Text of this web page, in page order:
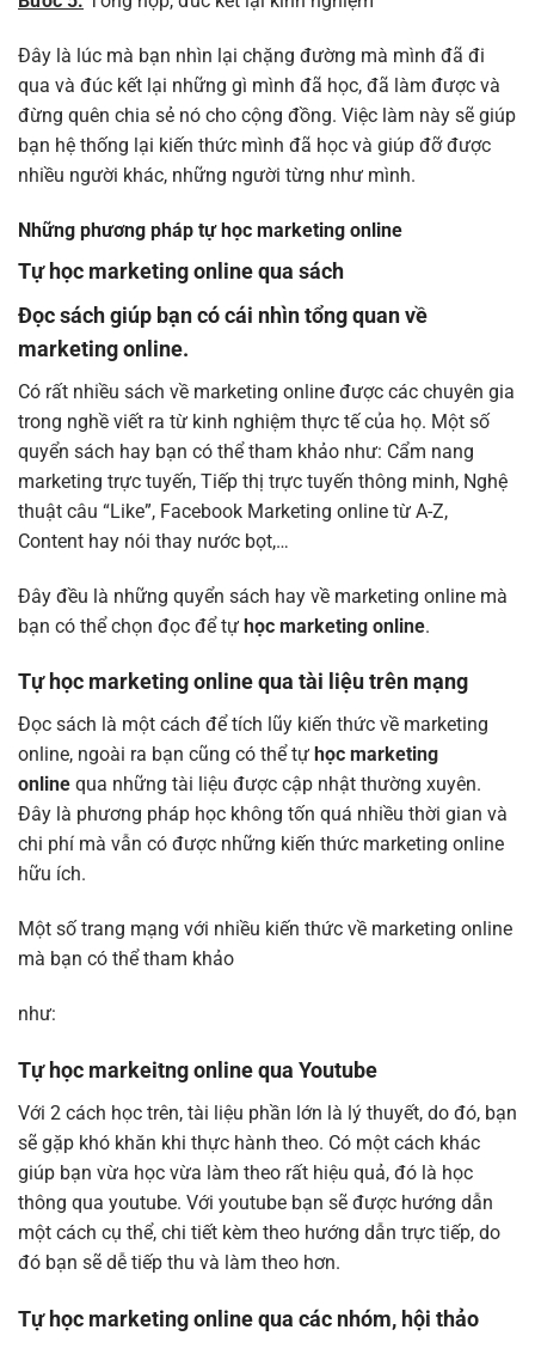
Đây là lúc mà bạn nhìn lại chặng đường mà mình đã đi
qua và đúc kết lại những gì mình đã học, đã làm được và
đừng quên chia sẻ nó cho cộng đồng. Việc làm này sẽ giúp
bạn hệ thống lại kiến thức mình đã học và giúp đỡ được
nhiều người khác, những người từng như mình.
Những phương pháp tự học marketing online
Tự học marketing online qua sách
Đọc sách giúp bạn có cái nhìn tổng quan về
marketing online.
Có rất nhiều sách về marketing online được các chuyên gia
trong nghề viết ra từ kinh nghiệm thực tế của họ. Một số
quyển sách hay bạn có thể tham khảo như: Cẩm nang
marketing trực tuyến, Tiếp thị trực tuyến thông minh, Nghệ
thuật câu “Like”, Facebook Marketing online từ A-Z,
Content hay nói thay nước bọt,…
Đây đều là những quyển sách hay về marketing online mà
bạn có thể chọn đọc để tự học marketing online.
Tự học marketing online qua tài liệu trên mạng
Đọc sách là một cách để tích lũy kiến thức về marketing
online, ngoài ra bạn cũng có thể tự học marketing
online qua những tài liệu được cập nhật thường xuyên.
Đây là phương pháp học không tốn quá nhiều thời gian và
chi phí mà vẫn có được những kiến thức marketing online
hữu ích.
Một số trang mạng với nhiều kiến thức về marketing online
mà bạn có thể tham khảo
như:
Tự học markeitng online qua Youtube
Với 2 cách học trên, tài liệu phần lớn là lý thuyết, do đó, bạn
sẽ gặp khó khăn khi thực hành theo. Có một cách khác
giúp bạn vừa học vừa làm theo rất hiệu quả, đó là học
thông qua youtube. Với youtube bạn sẽ được hướng dẫn
một cách cụ thể, chi tiết kèm theo hướng dẫn trực tiếp, do
đó bạn sẽ dễ tiếp thu và làm theo hơn.
Tự học marketing online qua các nhóm, hội thảo